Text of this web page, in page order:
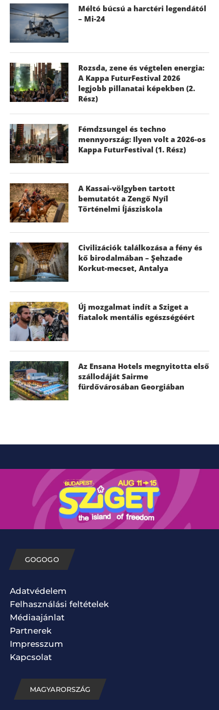
Méltó búcsú a harctéri legendától
– Mi-24
Rozsda, zene és végtelen energia:
A Kappa FuturFestival 2026
legjobb pillanatai képekben (2.
Rész)
Fémdzsungel és techno
mennyország: Ilyen volt a 2026-os
Kappa FuturFestival (1. Rész)
A Kassai-völgyben tartott
bemutatót a Zengő Nyíl
Történelmi Íjásziskola
Civilizációk találkozása a fény és
kő birodalmában – Şehzade
Korkut-mecset, Antalya
Új mozgalmat indít a Sziget a
fiatalok mentális egészségéért
Az Ensana Hotels megnyitotta első
szállodáját Sairme
fürdővárosában Georgiában
GOGOGO
Adatvédelem
Felhasználási feltételek
Médiaajánlat
Partnerek
Impresszum
Kapcsolat
MAGYARORSZÁG